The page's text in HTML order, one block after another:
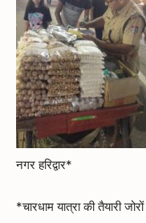
नगर हरिद्वार*
*चारधाम यात्रा की तैयारी